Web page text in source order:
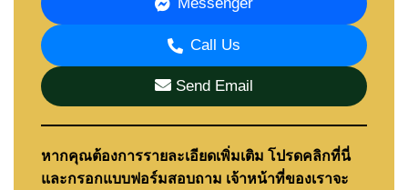
Call Us
Send Email
หากคุณต้องการรายละเอียดเพิ่มเติม โปรดคลิกที่นี่
และกรอกแบบฟอร์มสอบถาม เจ้าหน้าที่ของเราจะ